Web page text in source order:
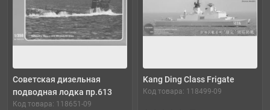
Cоветская дизельная
подводная лодка пр.613
Код товара: 118651-09
Kang Ding Class Frigate
Код товара: 118499-09